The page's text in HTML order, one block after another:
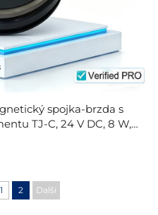
spojka-brzda s
TJ-C, 24 V DC, 8 W, s
1 2 Další